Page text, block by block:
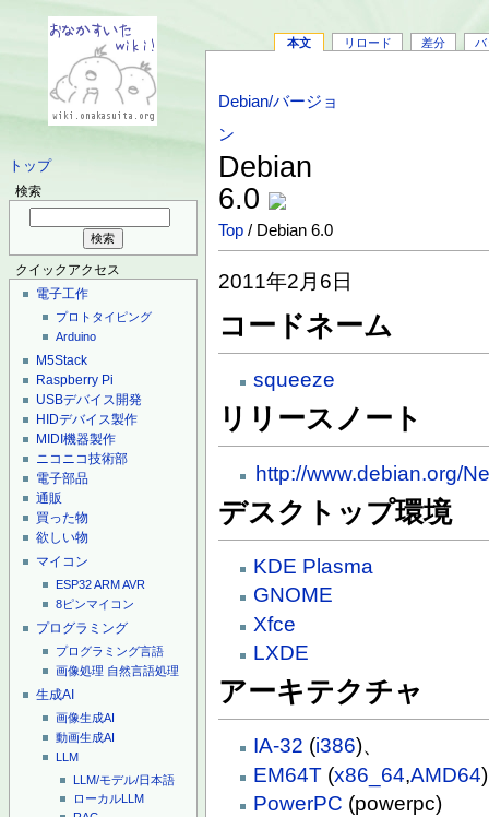
トップ
検索
クイックアクセス
電子工作
プロトタイピング
Arduino
M5Stack
Raspberry Pi
USBデバイス開発
HIDデバイス製作
MIDI機器製作
ニコニコ技術部
電子部品
通販
買った物
欲しい物
マイコン
ESP32ARMAVR
8ピンマイコン
プログラミング
プログラミング言語
画像処理 自然言語処理
生成AI
画像生成AI
動画生成AI
LLM
LLM/モデル/日本語
ローカルLLM
本文 リロード 差分 バ
Debian/バージョ
ン
Debian
6.0
Top / Debian 6.0
2011年2月6日
コードネーム
squeeze
リリースノート
http://www.debian.org/
デスクトップ環境
KDE Plasma
GNOME
Xfce
LXDE
アーキテクチャ
IA-32 (i386)、
EM64T (x86_64,AMD64)
PowerPC (powerpc)